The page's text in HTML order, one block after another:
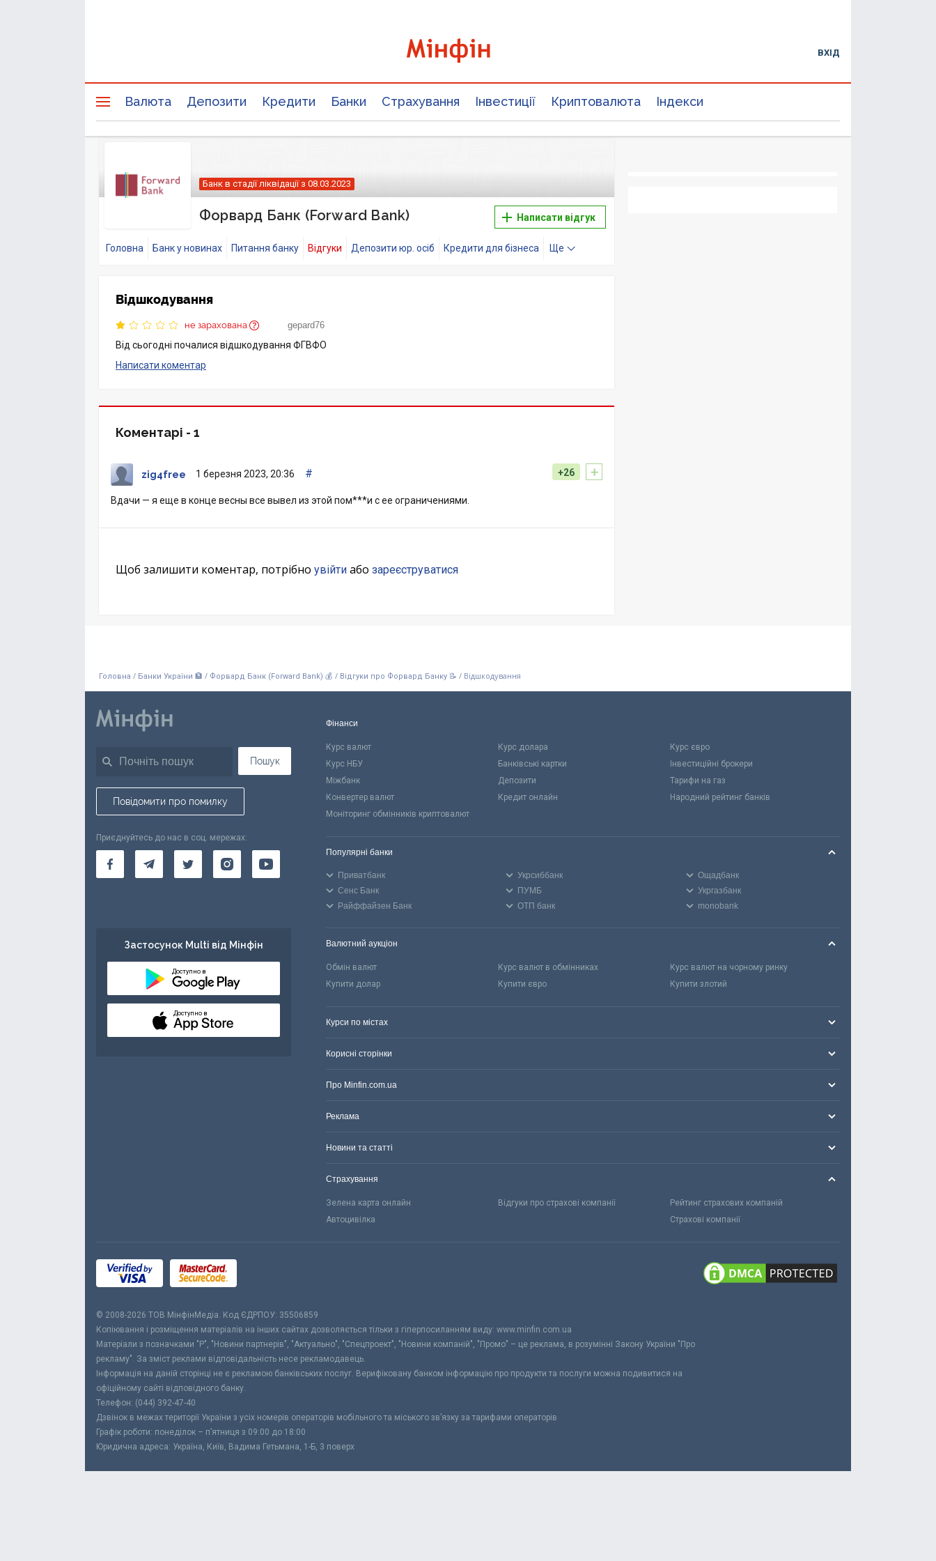
ВХІД
Валюта Депозити Кредити Банки Страхування Інвестиції Криптовалюта Індекси
Форвард Банк (Forward Bank)
Банк в стадії ліквідації з 08.03.2023
Написати відгук
Головна Банк у новинах Питання банку Відгуки Депозити юр. осіб Кредити для бізнеса Ще
Відшкодування
не зарахована gepard76
Від сьогодні почалися відшкодування ФГВФО
Написати коментар
Коментарі - 1
+
+26
zig4free 1 березня 2023, 20:36 #
Вдачи — я еще в конце весны все вывел из этой пом***и с ее ограничениями.
Щоб залишити коментар, потрібно увійти або зареєструватися
Головна / Банки України 🏦 / Форвард Банк (Forward Bank) 💰 / Відгуки про Форвард Банку 📝 / Відшкодування
Пошук
Повідомити про помилку
Приєднуйтесь до нас в соц. мережах:
Застосунок Multi від Мінфін
Доступно в
Доступно в
Фінанси
Курс валют Курс долара
Курс євро
Курс НБУ
Банківські картки
Інвестиційні брокери
Міжбанк
Депозити
Тарифи на газ
Конвертер валют
Кредит онлайн
Народний рейтинг банків
Моніторинг обмінників криптовалют
Популярні банки
Приватбанк Укрсиббанк
Ощадбанк
Сенс Банк
ПУМБ
Укргазбанк
Райффайзен Банк
ОТП банк monobank
Валютний аукціон
Обмін валют Курс валют в обмінниках
Курс валют на чорному ринку
Купити долар
Купити євро Купити злотий
Курси по містах
Корисні сторінки
Про Minfin.com.ua
Реклама
Новини та статті
Страхування
Зелена карта онлайн Відгуки про страхові компанії
Рейтинг страхових компаній
Автоцивілка
Страхові компанії
© 2008-2026 ТОВ МiнфiнМедiа. Код ЄДРПОУ: 35506859
Копіювання і розміщення матеріалів на інших сайтах дозволяється тільки з гіперпосиланням виду: www.minfin.com.ua
Матеріали з позначками "Р", "Новини партнерів", "Актуально", "Спецпроект", "Новини компаній", "Промо" – це реклама, в розумінні Закону України "Про
рекламу". За зміст реклами відповідальність несе рекламодавець.
Інформація на даній сторінці не є рекламою банківських послуг. Верифіковану банком інформацію про продукти та послуги можна подивитися на
офіційному сайті відповідного банку.
Телефон: (044) 392-47-40
Дзвінок в межах території України з усіх номерів операторів мобільного та міського зв’язку за тарифами операторів
Графік роботи: понеділок – п’ятниця з 09:00 до 18:00
Юридична адреса: Україна, Київ, Вадима Гетьмана, 1-Б, 3 поверх